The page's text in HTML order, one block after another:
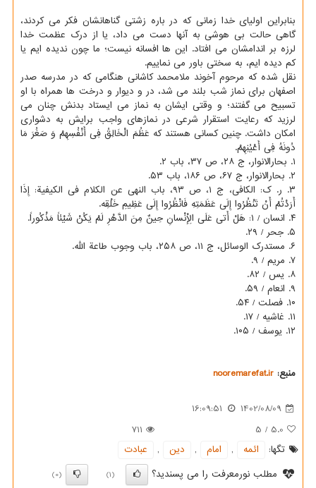
بنابراین اولیای خدا زمانی که در باره زشتی گناهانشان فکر می کردند،
گاهی حالت بی هوشی به آنها دست می داد، یا از درک عظمت خدا
لرزه بر اندامشان می افتاد. این ها افسانه نیست؛ ما چون ندیده ایم یا
کم دیده ایم، به سختی باور می نماییم.
نقل شده که مرحوم آخوند ملامحمد کاشانی هنگامی که در مدرسه صدر
اصفهان برای نماز شب بلند می شد، در و دیوار و درخت ها همراه با او
تسبیح می گفتند؛ و وقتی ایشان به نماز می ایستاد بدنش چنان می
لرزید که رعایت استقرار شرعی در نمازهای واجب برایش به دشواری
امکان داشت. چنین کسانی هستند که عَظُمَ الْخَالِقُ فِی أَنْفُسِهِمْ وَ صَغُرَ مَا
دُونَهُ فِی أَعْیُنِهِمْ.
۱. بحارالانوار، ج ۲۸، ص ۳۷، باب ۲.
۲. بحارالانوار، ج ۶۷، ص ۱۸۶، باب ۵۳.
۳. ر. ک: الکافی، ج ۱، ص ۹۳، باب النهی عن الکلام فی الکیفیة: إِذَا
أَرَدْتُمْ أَنْ تَنْظُرُوا إِلَی عَظَمَتِهِ فَانْظُرُوا إِلَی عَظِیمِ خَلْقِه.
۴. انسان / ۱: هَلْ أَتی عَلَی الْإِنْسانِ حِینٌ مِنَ الدَّهْرِ لَمْ یَکُنْ شَیْئاً مَذْکُوراً.
۵. جحر / ۲۹.
۶. مستدرک الوسائل، ج ۱۱، ص ۲۵۸، باب وجوب طاعة الله.
۷. مریم / ۹.
۸. یس / ۸۲.
۹. انعام / ۵۹.
۱۰. فصلت / ۵۴.
۱۱. غاشیه / ۱۷.
۱۲. یوسف / ۱۰۵.
منبع: nooremarefat.ir
1402/08/09
16:09:51
5.0
/
5
711
تگها:
ائمه , امام , دین ,
عبادت
مطلب نورمعرفت را می پسندید؟
(1)
(0)